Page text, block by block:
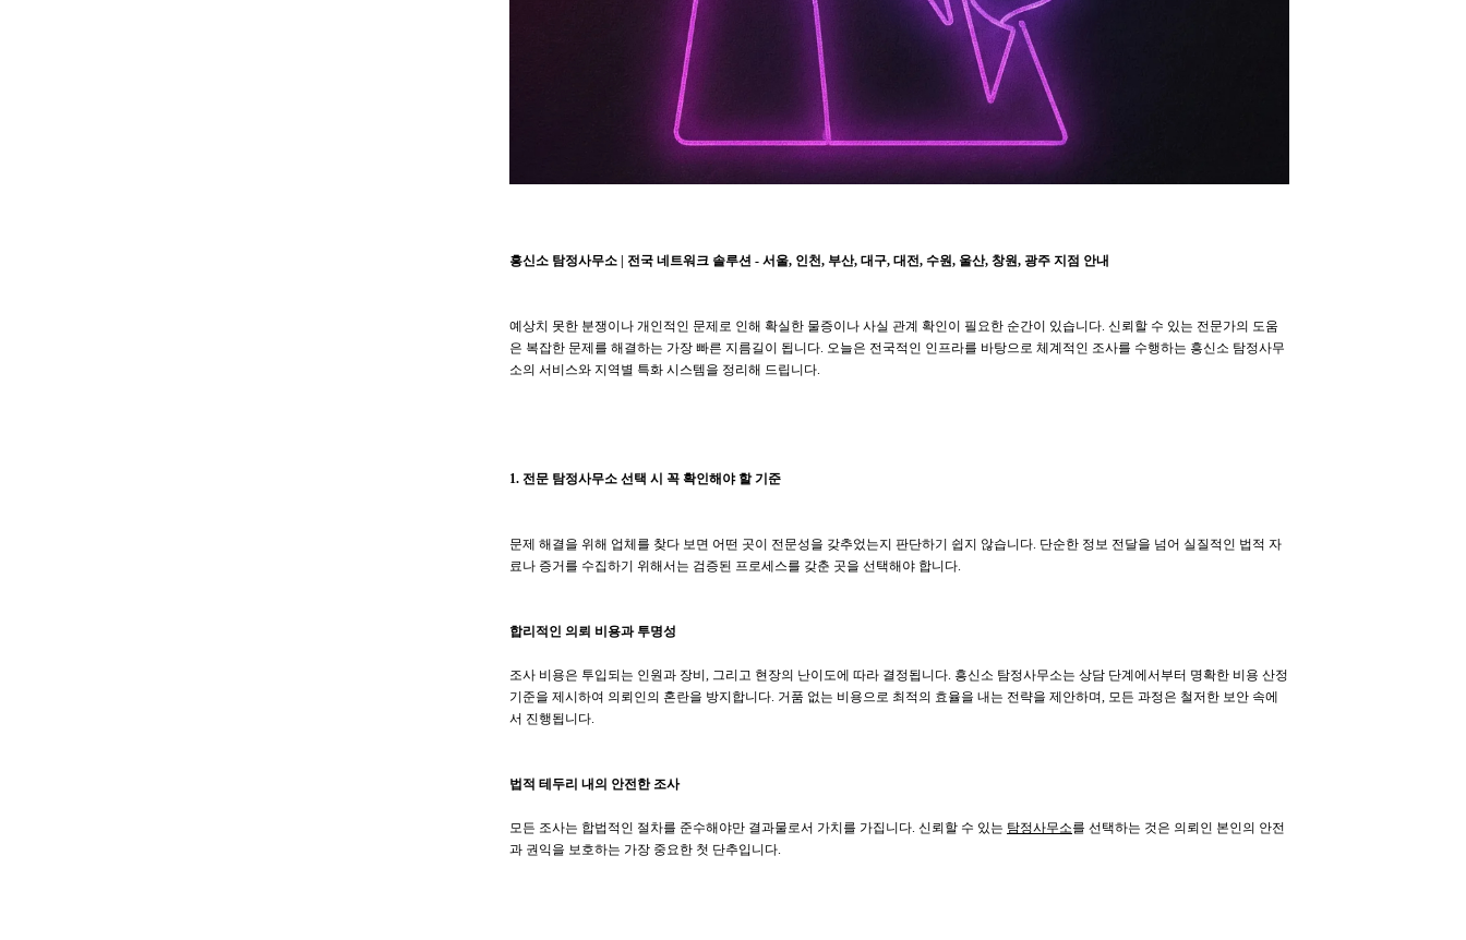
흥신소 탐정사무소 | 전국 네트워크 솔루션 - 서울, 인천, 부산, 대구, 대전, 수원, 울산, 창원, 광주 지점 안내
예상치 못한 분쟁이나 개인적인 문제로 인해 확실한 물증이나 사실 관계 확인이 필요한 순간이 있습니다. 신뢰할 수 있는 전문가의 도움
은 복잡한 문제를 해결하는 가장 빠른 지름길이 됩니다. 오늘은 전국적인 인프라를 바탕으로 체계적인 조사를 수행하는 흥신소 탐정사무
소의 서비스와 지역별 특화 시스템을 정리해 드립니다.
1. 전문 탐정사무소 선택 시 꼭 확인해야 할 기준
문제 해결을 위해 업체를 찾다 보면 어떤 곳이 전문성을 갖추었는지 판단하기 쉽지 않습니다. 단순한 정보 전달을 넘어 실질적인 법적 자
료나 증거를 수집하기 위해서는 검증된 프로세스를 갖춘 곳을 선택해야 합니다.
합리적인 의뢰 비용과 투명성
조사 비용은 투입되는 인원과 장비, 그리고 현장의 난이도에 따라 결정됩니다. 흥신소 탐정사무소는 상담 단계에서부터 명확한 비용 산정
기준을 제시하여 의뢰인의 혼란을 방지합니다. 거품 없는 비용으로 최적의 효율을 내는 전략을 제안하며, 모든 과정은 철저한 보안 속에
서 진행됩니다.
법적 테두리 내의 안전한 조사
모든 조사는 합법적인 절차를 준수해야만 결과물로서 가치를 가집니다. 신뢰할 수 있는 탐정사무소를 선택하는 것은 의뢰인 본인의 안전
과 권익을 보호하는 가장 중요한 첫 단추입니다.